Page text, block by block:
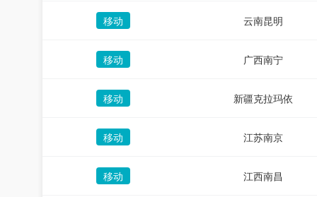
移动 云南昆明
移动 广西南宁
移动 新疆克拉玛依
移动 江苏南京
移动 江西南昌